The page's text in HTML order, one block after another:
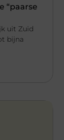
“paarse
uit Zuid
bijna